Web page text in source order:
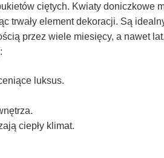
ciętych. Kwiaty doniczkowe
trwały element dekoracji. Są
przez wiele miesięcy, a nawet
luksus.
ciepły klimat.